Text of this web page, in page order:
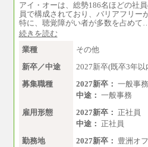
アイ・オーは、総勢186名ほどの社
員で構成されており、バリアフリー
特に、聴覚障がい者が多数を占めて
続きを読む
業種
その他
新卒／中途
2027新卒(既卒3年以
募集職種
2027新卒： 一般事務
中途： 一般事務
雇用形態
2027新卒： 正社員
中途： 正社員
勤務地
2027新卒： 豊洲オ